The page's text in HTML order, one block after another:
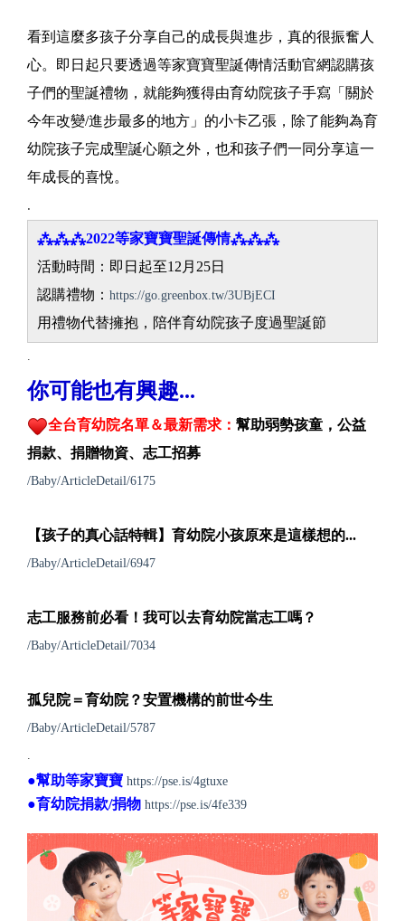
看到這麼多孩子分享自己的成長與進步，真的很振奮人
心。即日起只要透過等家寶寶聖誕傳情活動官網認購孩
子們的聖誕禮物，就能夠獲得由育幼院孩子手寫「關於
今年改變/進步最多的地方」的小卡乙張，除了能夠為育
幼院孩子完成聖誕心願之外，也和孩子們一同分享這一
年成長的喜悅。
.
⁂⁂⁂2022等家寶寶聖誕傳情⁂⁂⁂
活動時間：即日起至12月25日
認購禮物： https://go.greenbox.tw/3UBjECI
用禮物代替擁抱，陪伴育幼院孩子度過聖誕節
.
你可能也有興趣...
全台育幼院名單＆最新需求： 幫助弱勢孩童，公益
捐款、捐贈物資、志工招募
/Baby/ArticleDetail/6175
【孩子的真心話特輯】育幼院小孩原來是這樣想的...
/Baby/ArticleDetail/6947
志工服務前必看！我可以去育幼院當志工嗎？
/Baby/ArticleDetail/7034
孤兒院＝育幼院？安置機構的前世今生
/Baby/ArticleDetail/5787
.
●幫助等家寶寶 https://pse.is/4gtuxe
●育幼院捐款/捐物 https://pse.is/4fe339